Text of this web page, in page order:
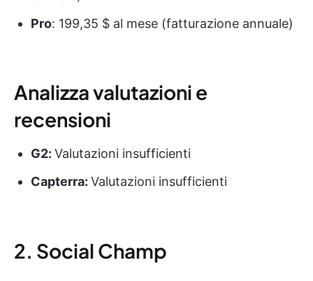
Pro: 199,35 $ al mese (fatturazione annuale)
Analizza valutazioni e
recensioni
G2: Valutazioni insufficienti
Capterra: Valutazioni insufficienti
2. Social Champ